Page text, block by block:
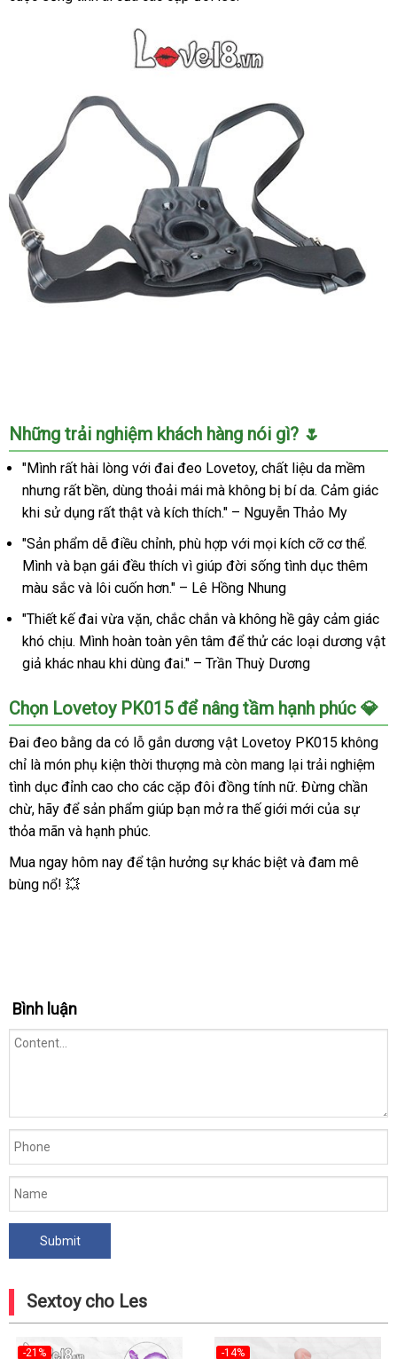
Đai
đeo
da
Lovetoy
lỗ
gắn
dương
vật
cho
les
bảo
hành
chính
hãng
Những trải nghiệm khách hàng nói gì? 🌷
"Mình rất hài lòng với đai đeo Lovetoy, chất liệu da mềm
nhưng rất bền, dùng thoải mái mà không bị bí da. Cảm giác
khi sử dụng rất thật và kích thích." – Nguyễn Thảo My
"Sản phẩm dễ điều chỉnh, phù hợp với mọi kích cỡ cơ thể.
Mình và bạn gái đều thích vì giúp đời sống tình dục thêm
màu sắc và lôi cuốn hơn." – Lê Hồng Nhung
"Thiết kế đai vừa vặn, chắc chắn và không hề gây cảm giác
khó chịu. Mình hoàn toàn yên tâm để thử các loại dương vật
giả khác nhau khi dùng đai." – Trần Thuỳ Dương
Chọn Lovetoy PK015 để nâng tầm hạnh phúc 💎
Đai đeo bằng da có lỗ gắn dương vật Lovetoy PK015 không
chỉ là món phụ kiện thời thượng mà còn mang lại trải nghiệm
tình dục đỉnh cao cho các cặp đôi đồng tính nữ. Đừng chần
chừ, hãy để sản phẩm giúp bạn mở ra thế giới mới của sự
thỏa mãn và hạnh phúc.
Mua ngay hôm nay để tận hưởng sự khác biệt và đam mê
bùng nổ! 💥
Bình luận
Sextoy cho Les
-21%
-14%